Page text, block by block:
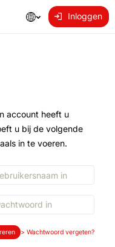
Inloggen
account heeft u
u bij de volgende
in te voeren.
> Wachtwoord vergeten?